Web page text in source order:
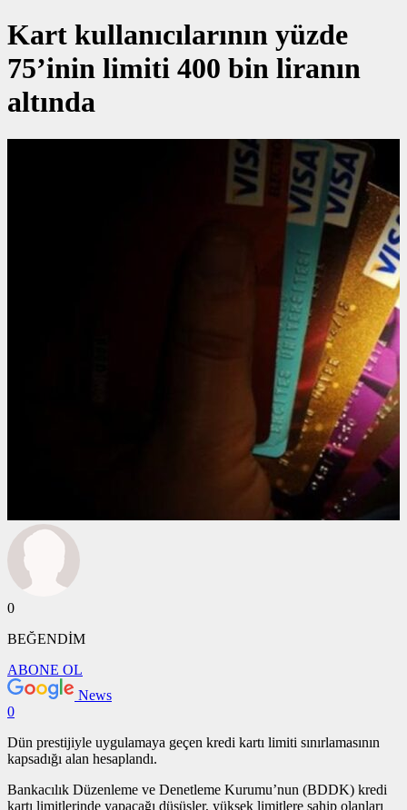
Kart kullanıcılarının yüzde
75’inin limiti 400 bin liranın
altında
0
BEĞENDİM
ABONE OL
News
0
Dün prestijiyle uygulamaya geçen kredi kartı limiti sınırlamasının
kapsadığı alan hesaplandı.
Bankacılık Düzenleme ve Denetleme Kurumu’nun (BDDK) kredi
kartı limitlerinde yapacağı düşüşler, yüksek limitlere sahip olanları